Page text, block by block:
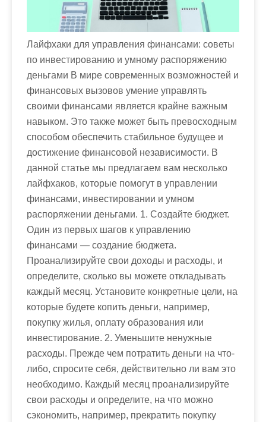
Лайфхаки для управления финансами: советы
по инвестированию и умному распоряжению
деньгами В мире современных возможностей и
финансовых вызовов умение управлять
своими финансами является крайне важным
навыком. Это также может быть превосходным
способом обеспечить стабильное будущее и
достижение финансовой независимости. В
данной статье мы предлагаем вам несколько
лайфхаков, которые помогут в управлении
финансами, инвестировании и умном
распоряжении деньгами. 1. Создайте бюджет.
Один из первых шагов к управлению
финансами — создание бюджета.
Проанализируйте свои доходы и расходы, и
определите, сколько вы можете откладывать
каждый месяц. Установите конкретные цели, на
которые будете копить деньги, например,
покупку жилья, оплату образования или
инвестирование. 2. Уменьшите ненужные
расходы. Прежде чем потратить деньги на что-
либо, спросите себя, действительно ли вам это
необходимо. Каждый месяц проанализируйте
свои расходы и определите, на что можно
сэкономить, например, прекратить покупку